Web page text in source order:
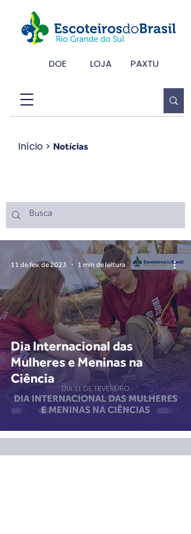
DOE LOJA PAXTU
Início > Notícias
Dia Internacional das
Mulheres e Meninas na
Ciência
11 de fev. de 2023 1 min de leitura